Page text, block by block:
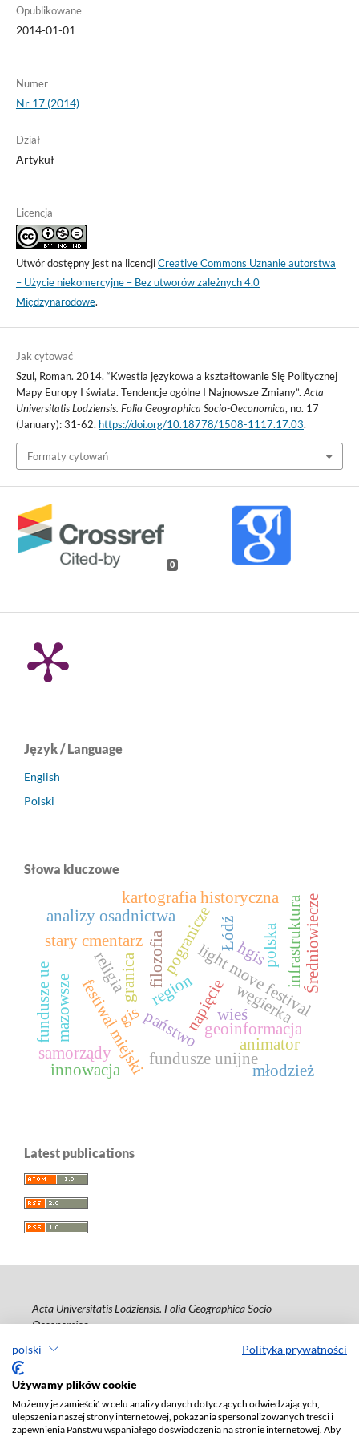
polski Polityka prywatności
Używamy plików cookie
Możemy je zamieścić w celu analizy danych dotyczących odwiedzających,
ulepszenia naszej strony internetowej, pokazania spersonalizowanych treści i
zapewnienia Państwu wspaniałego doświadczenia na stronie internetowej. Aby
Opublikowane
2014-01-01
Numer
Nr 17 (2014)
Dział
Artykuł
Licencja
Utwór dostępny jest na licencjiCreative Commons Uznanie autorstwa
– Użycie niekomercyjne – Bez utworów zależnych 4.0
Międzynarodowe.
Jak cytować
Szul, Roman. 2014. “Kwestia językowa a kształtowanie Się Politycznej
Mapy Europy I świata. Tendencje ogólne I Najnowsze Zmiany”. Acta
Universitatis Lodziensis. Folia Geographica Socio-Oeconomica, no. 17
(January): 31-62. https://doi.org/10.18778/1508-1117.17.03.
Formaty cytowań
0
Język / Language
English
Polski
Słowa kluczowe
granica filozofia
napięcie
państwo
pogranicze
religia
festiwal miejski light move festival
Łódź
stary cmentarz
geoinformacja
gis
kartografia historyczna
fundusze unijne
infrastruktura
samorządy
analizy osadnictwa
węgierka
mazowsze
Średniowiecze
hgis
fundusze ue
polska
region
innowacja
animator
młodzież
wieś
Latest publications
Acta Universitatis Lodziensis. Folia Geographica Socio-
Oeconomica
ISSN: 1508-1117
Deklaracja dostępności